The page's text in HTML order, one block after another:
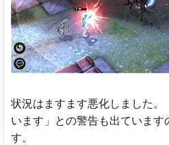
状況はますます悪化しました。
います」との警告も出ていま
す。